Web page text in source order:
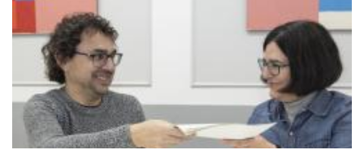
Conecta
Rochapea,
contra
la
brecha